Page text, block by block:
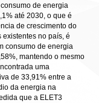
de energia
até 2030, o que é
de crescimento do
existentes no país, é
consumo de energia
mantendo o mesmo
uma
de 33,91% entre a
da energia na
que a ELET3